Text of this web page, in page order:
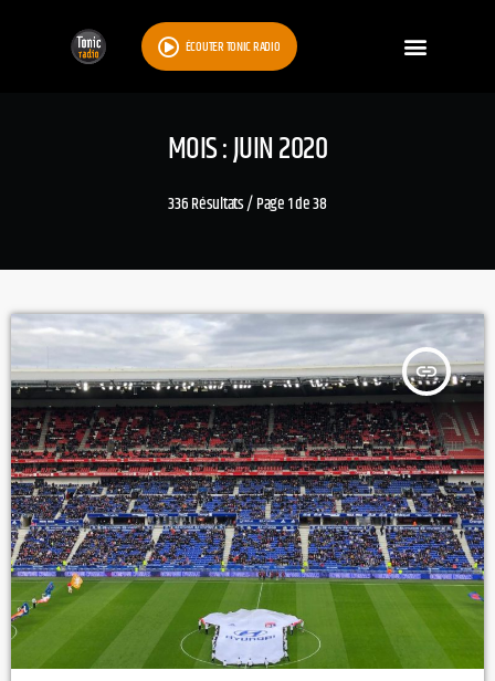
ÉCOUTER TONIC RADIO
MOIS : JUIN 2020
336 Résultats / Page 1 de 38
insert_link